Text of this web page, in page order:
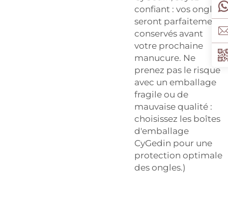
confiant : vos ongles
seront parfaitement
conservés avant
votre prochaine
manucure. Ne
prenez pas le risque
avec un emballage
fragile ou de
mauvaise qualité :
choisissez les boîtes
d'emballage
CyGedin pour une
protection optimale
des ongles.)